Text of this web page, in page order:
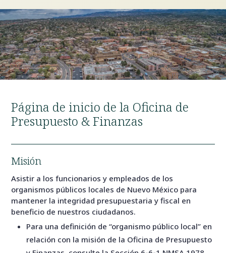
Página de inicio de la Oficina de
Presupuesto & Finanzas
Misión
Asistir a los funcionarios y empleados de los
organismos públicos locales de Nuevo México para
mantener la integridad presupuestaria y fiscal en
beneficio de nuestros ciudadanos.
Para una definición de “organismo público local” en
relación con la misión de la Oficina de Presupuesto